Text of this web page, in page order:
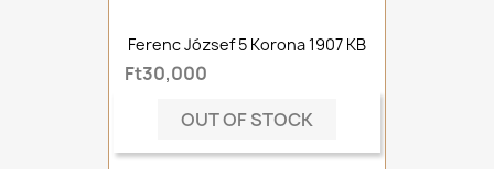
Ferenc József 5 Korona 1907 KB
Ft30,000
OUT OF STOCK